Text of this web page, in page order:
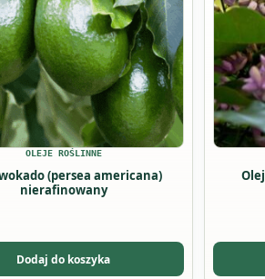
OLEJE ROŚLINNE
(persea americana)
nierafinowany
Dodaj do koszyka
można
wybrać
na
stronie